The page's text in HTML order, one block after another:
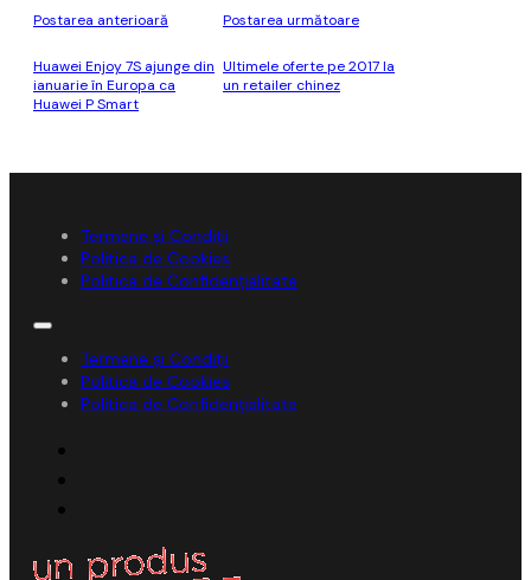
Postarea anterioară
Huawei Enjoy 7S ajunge din
ianuarie în Europa ca
Huawei P Smart
Postarea următoare
Ultimele oferte pe 2017 la
un retailer chinez
Termene și Condiții
Politica de Cookies
Politica de Confidențialitate
Termene și Condiții
Politica de Cookies
Politica de Confidențialitate